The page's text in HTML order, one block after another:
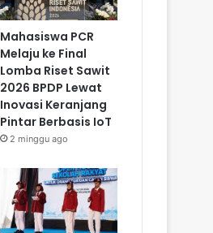
Mahasiswa PCR
Melaju ke Final
Lomba Riset Sawit
2026 BPDP Lewat
Inovasi Keranjang
Pintar Berbasis IoT
2 minggu ago